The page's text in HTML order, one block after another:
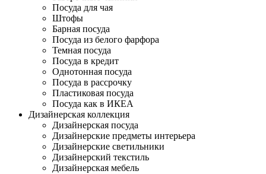
Посуда для чая
Штофы
Барная посуда
Посуда из белого фарфора
Темная посуда
Посуда в кредит
Однотонная посуда
Посуда в рассрочку
Пластиковая посуда
Посуда как в ИКЕА
Дизайнерская коллекция
Дизайнерская посуда
Дизайнерские предметы интерьера
Дизайнерские светильники
Дизайнерский текстиль
Дизайнерская мебель